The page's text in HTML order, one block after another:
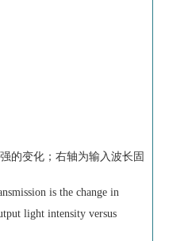
的变化；右轴为输入波长固
is the change in
light intensity versus